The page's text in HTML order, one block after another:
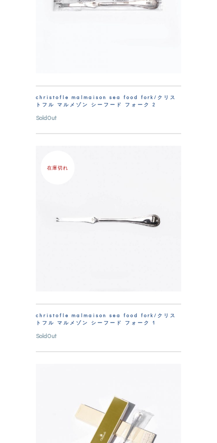
christofle malmaison sea food fork/クリス
トフル マルメゾン シーフード フォーク 2
SoldOut
在庫切れ
christofle malmaison sea food fork/クリス
トフル マルメゾン シーフード フォーク 1
SoldOut